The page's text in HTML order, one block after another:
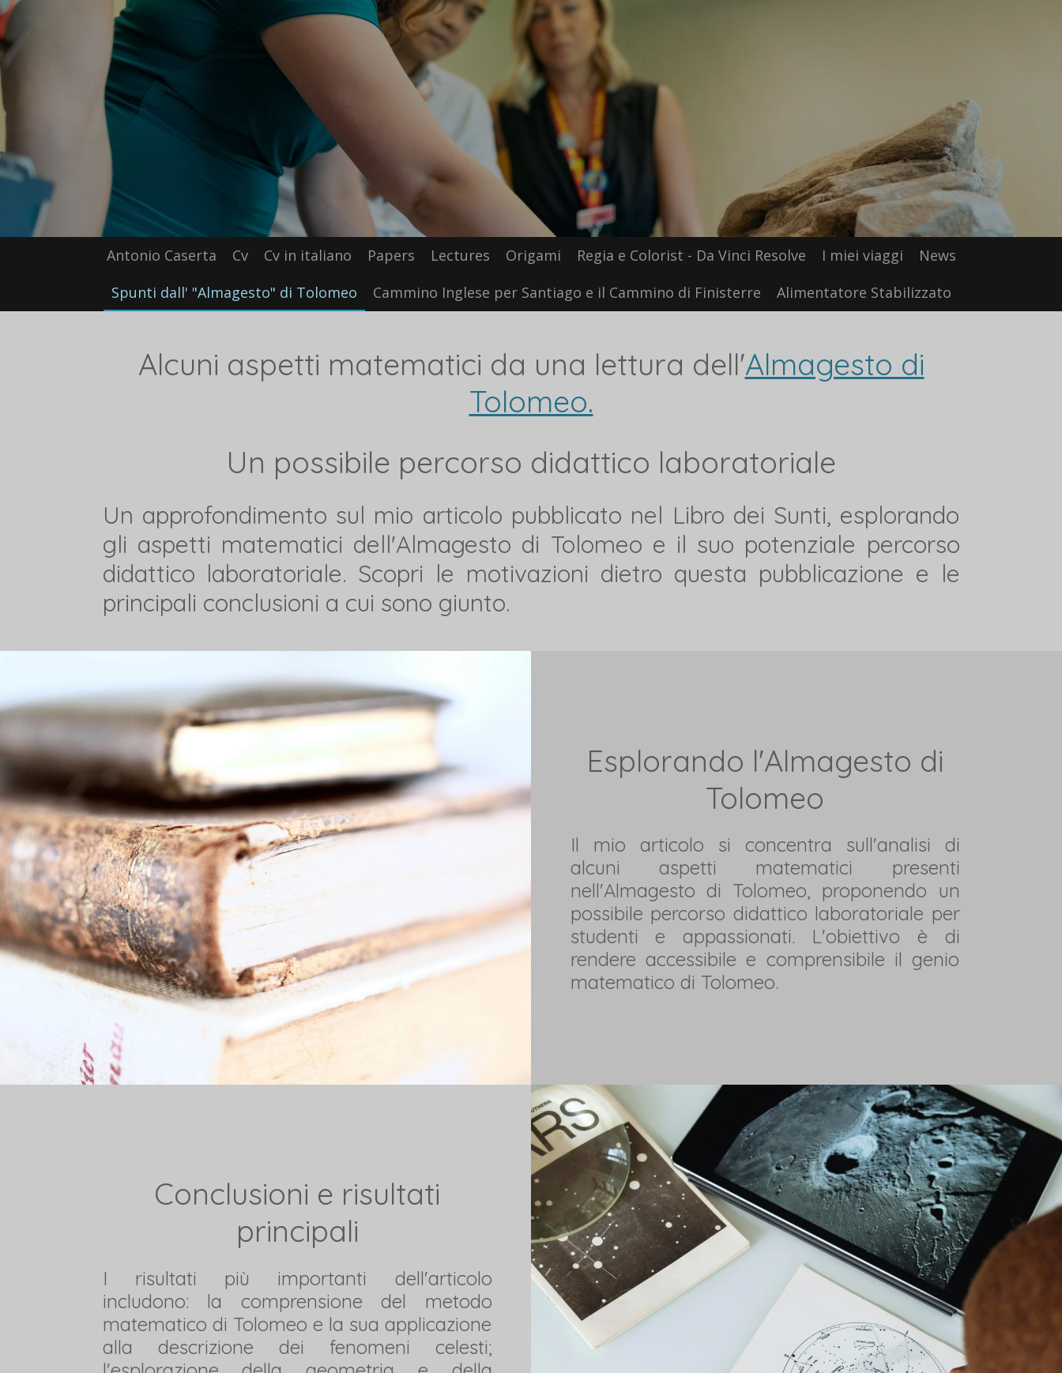
Vai
contenuto
principale
Antonio Caserta Cv Cv in italiano Papers Lectures Origami Regia e Colorist - Da Vinci Resolve I miei viaggi
News
Spunti dall' "Almagesto" di Tolomeo
Cammino Inglese per Santiago e il Cammino di Finisterre Alimentatore Stabilizzato
Alcuni aspetti matematici da una lettura dell'Almagesto di
Tolomeo.
Un possibile percorso didattico laboratoriale
Un approfondimento sul mio articolo pubblicato nel Libro dei Sunti, esplorando
gli aspetti matematici dell'Almagesto di Tolomeo e il suo potenziale percorso
didattico laboratoriale. Scopri le motivazioni dietro questa pubblicazione e le
principali conclusioni a cui sono giunto.
Esplorando l'Almagesto di
Tolomeo
Il mio articolo si concentra sull'analisi di
alcuni aspetti matematici presenti
nell'Almagesto di Tolomeo, proponendo un
possibile percorso didattico laboratoriale per
studenti e appassionati. L'obiettivo è di
rendere accessibile e comprensibile il genio
matematico di Tolomeo.
Conclusioni e risultati
principali
I risultati più importanti dell'articolo
includono: la comprensione del metodo
matematico di Tolomeo e la sua applicazione
alla descrizione dei fenomeni celesti;